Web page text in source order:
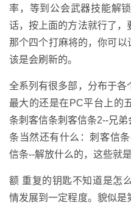
率，等到公会武器技能解
话，按上面的方法就行了，
那个四个打麻将的，你可
该是会刷新的。
全系列有很多部，分布于各
最大的还是在PC平台上的
条刺客信条刺客信条2--兄
条当然还有什么：刺客信
信条--解放什么的，这些就
额 重复的钥匙不知道是怎
情发展到一定程度。貌似是